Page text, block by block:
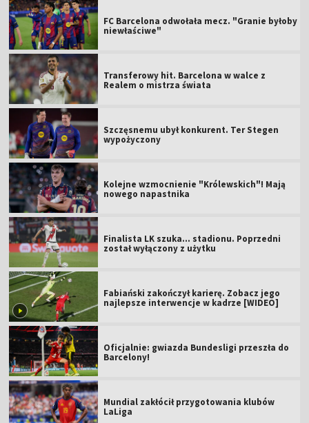
FC Barcelona odwołała mecz. "Granie byłoby
niewłaściwe"
Transferowy hit. Barcelona w walce z
Realem o mistrza świata
Szczęsnemu ubył konkurent. Ter Stegen
wypożyczony
Kolejne wzmocnienie "Królewskich"! Mają
nowego napastnika
Finalista LK szuka... stadionu. Poprzedni
został wyłączony z użytku
Fabiański zakończył karierę. Zobacz jego
najlepsze interwencje w kadrze [WIDEO]
Oficjalnie: gwiazda Bundesligi przeszła do
Barcelony!
Mundial zakłócił przygotowania klubów
LaLiga